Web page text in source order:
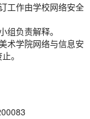
工作由学校网络安全
负责解释。
术学院网络与信息安
。